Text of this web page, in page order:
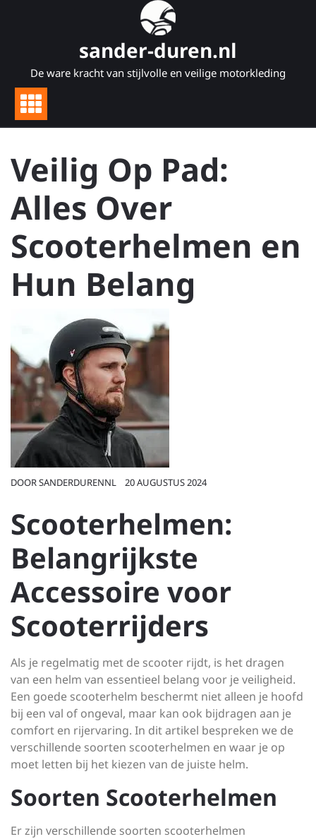
sander-duren.nl
De ware kracht van stijlvolle en veilige motorkleding
Veilig Op Pad:
Alles Over
Scooterhelmen en
Hun Belang
DOORSANDERDURENNL 20 AUGUSTUS 2024
Scooterhelmen:
Belangrijkste
Accessoire voor
Scooterrijders
Als je regelmatig met de scooter rijdt, is het dragen
van een helm van essentieel belang voor je veiligheid.
Een goede scooterhelm beschermt niet alleen je hoofd
bij een val of ongeval, maar kan ook bijdragen aan je
comfort en rijervaring. In dit artikel bespreken we de
verschillende soorten scooterhelmen en waar je op
moet letten bij het kiezen van de juiste helm.
Soorten Scooterhelmen
Er zijn verschillende soorten scooterhelmen